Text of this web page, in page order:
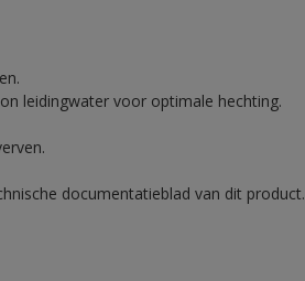
leidingwater voor optimale hechting.
documentatieblad van dit product.